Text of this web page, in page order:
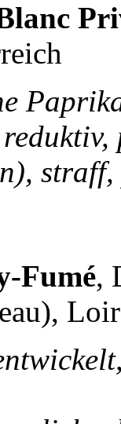
straff,
Fumé,